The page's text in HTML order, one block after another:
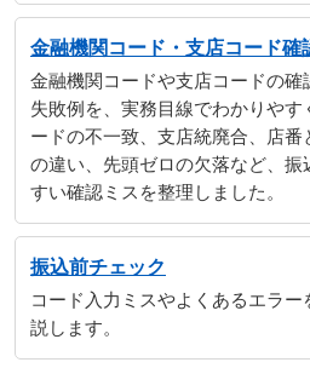
金融機関コード・支店コード確
金融機関コードや支店コードの
失敗例を、実務目線でわかりやす
ードの不一致、支店統廃合、店
の違い、先頭ゼロの欠落など、
すい確認ミスを整理しました。
振込前チェック
コード入力ミスやよくあるエラ
説します。